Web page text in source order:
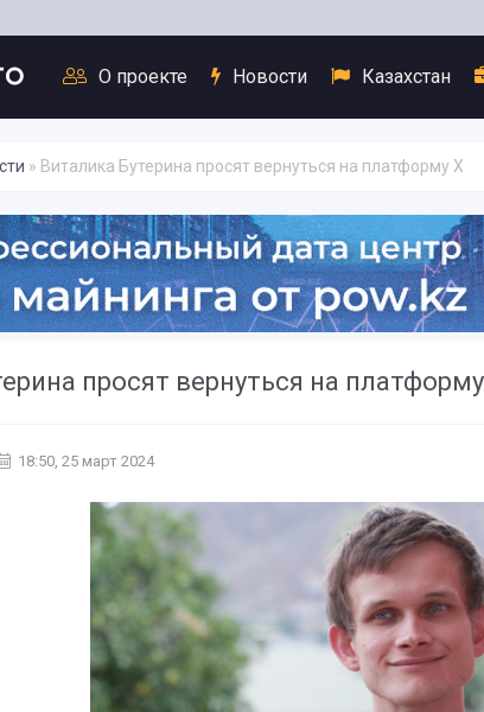
О проекте Новости Казахстан
» Виталика Бутерина просят вернуться на платформу X
просят вернуться на
18:50, 25 март 2024